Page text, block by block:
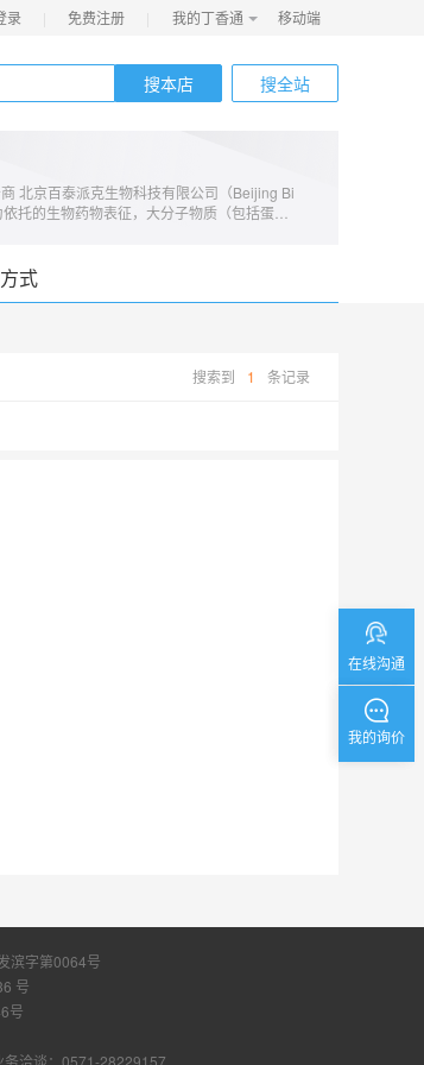
录 免费注册 我的丁香通 移动端
搜本店 搜全站
北京百泰派克生物科技有限公司（Beijing Bi
托的生物药物表征，大分子物质（包括蛋白
物药物表征、单细胞分析、单细胞质谱流式、
测平台，满足您一站式服务需求；5. 服务300
式
搜索到 1 条记录
在线沟通
我的询价
滨字第0064号
号
号
务洽谈：0571-28229157